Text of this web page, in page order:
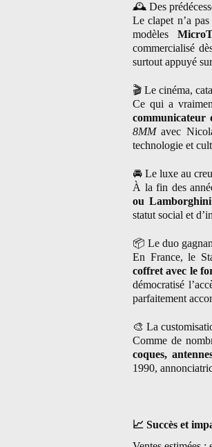
🕰 Des
Le clapet n’a
modèles
commercialisé
surtout appuyé
🎬 Le cinéma,
Ce qui a
communicateur
8MMavec
technologie et
🚘 Le luxe au
À la fin des
ou Lamborghini
statut social et
📦 Le duo
En France, le
coffret avec le
démocratisé
parfaitement
🎨 La
Comme de
coques,
1990,
📈 Succès et